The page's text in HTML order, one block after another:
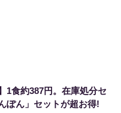
1食約387円。在庫処分セ
ぽん」セットが超お得!